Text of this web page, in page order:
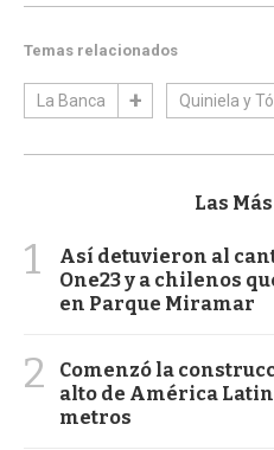
Temas relacionados
La Banca Quiniela y
Las
1
Así detuvieron al
One23 y a chilenos
en Parque Miramar
2
Comenzó la
alto de América
metros